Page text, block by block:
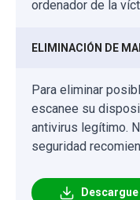
ordenador de la
ELIMINACIÓN DE
Para eliminar
escanee su
antivirus legítimo.
seguridad